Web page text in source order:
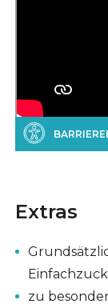
Extras
zu